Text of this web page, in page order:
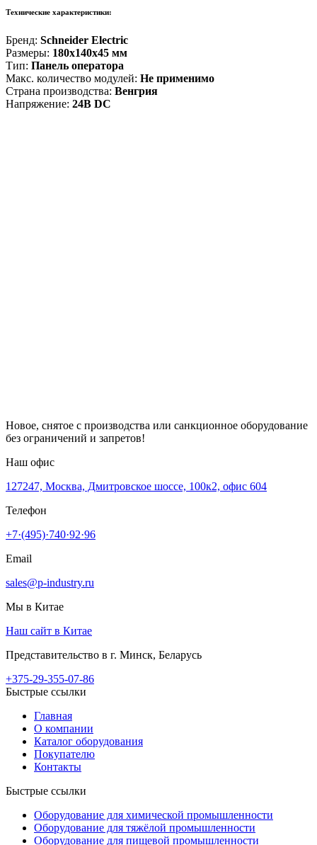
Технические характеристики:
Бренд: Schneider Electric
Размеры: 180x140x45 мм
Тип: Панель оператора
Макс. количество модулей: Не применимо
Страна производства: Венгрия
Напряжение: 24В DC
Новое, снятое с производства или санкционное оборудование
без ограничений и запретов!
Наш офис
127247, Москва, Дмитровское шоссе, 100к2, офис 604
Телефон
+7·(495)·740·92·96
Email
sales@p-industry.ru
Мы в Китае
Наш сайт в Китае
Представительство в г. Минск, Беларусь
+375-29-355-07-86
Быстрые ссылки
Главная
О компании
Каталог оборудования
Покупателю
Контакты
Быстрые ссылки
Оборудование для химической промышленности
Оборудование для тяжёлой промышленности
Оборудование для пищевой промышленности